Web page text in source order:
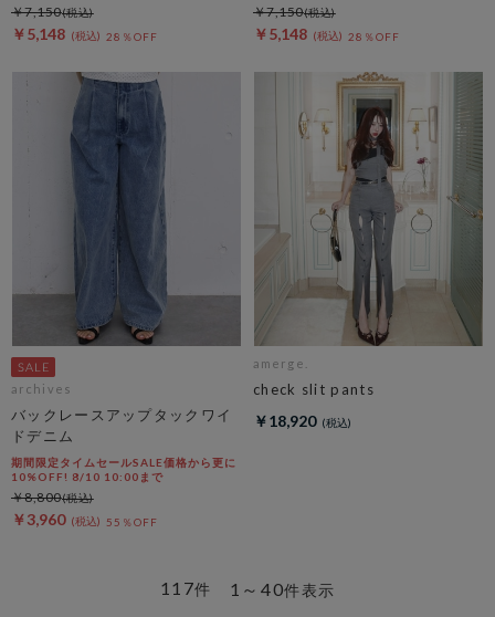
￥5,148 28％OFF
￥7,150
￥5,148 28％OFF
￥7,150
archives
バックレースアップタックワイ
ドデニム
期間限定タイムセールSALE価格から更に
10%OFF! 8/10 10:00まで
￥3,960 55％OFF
￥8,800
amerge.
check slit pants
￥18,920
1～40件表示
117件